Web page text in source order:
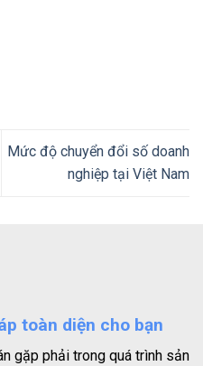
Mức độ chuyển đổi số doanh
nghiệp tại Việt Nam
toàn diện cho bạn
gặp phải trong quá trình sản